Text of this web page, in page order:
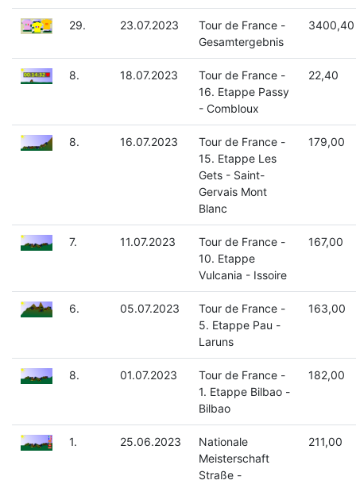
29. 23.07.2023
Tour de France -
Gesamtergebnis
3400,40
8. 18.07.2023
Tour de France -
16. Etappe Passy
- Combloux
22,40
8. 16.07.2023
Tour de France -
15. Etappe Les
Gets - Saint-
Gervais Mont
Blanc
179,00
7. 11.07.2023
Tour de France -
10. Etappe
Vulcania - Issoire
167,00
6. 05.07.2023
Tour de France -
5. Etappe Pau -
Laruns
163,00
8. 01.07.2023
Tour de France -
1. Etappe Bilbao -
Bilbao
182,00
1. 25.06.2023
Nationale
Meisterschaft
Straße -
211,00